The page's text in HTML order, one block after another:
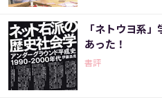
「ネトウヨ系
あった！
書評